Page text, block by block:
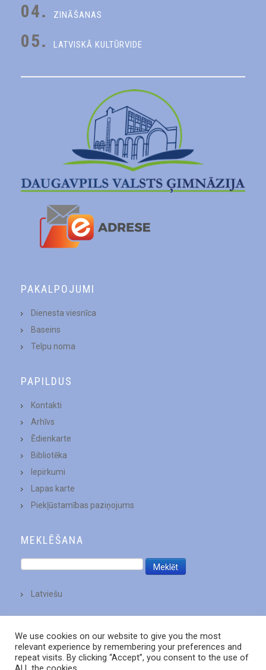
04. ZINĀŠANAS
05. LATVISKĀ KULTŪRVIDE
PAKALPOJUMI
Dienesta viesnīca
Baseins
Telpu noma
PAPILDUS
Kontakti
Arhīvs
Ēdienkarte
Bibliotēka
Iepirkumi
Lapas karte
Piekļūstamības paziņojums
MEKLĒŠANA
Latviešu
We use cookies on our website to give you the most
relevant experience by remembering your preferences and
repeat visits. By clicking “Accept”, you consent to the use of